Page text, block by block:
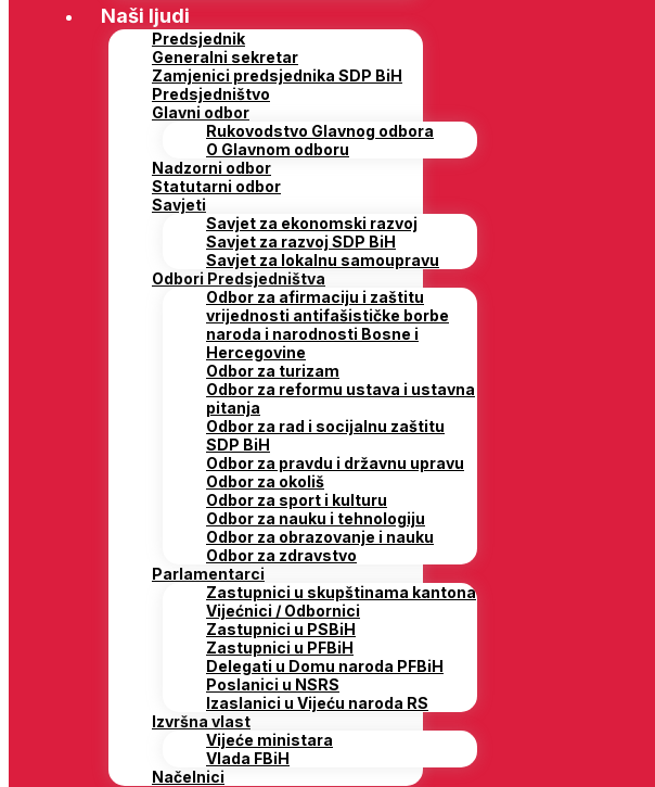
Naši ljudi
Predsjednik
Generalni sekretar
Zamjenici predsjednika SDP BiH
Predsjedništvo
Glavni odbor
Rukovodstvo Glavnog odbora
O Glavnom odboru
Nadzorni odbor
Statutarni odbor
Savjeti
Savjet za ekonomski razvoj
Savjet za razvoj SDP BiH
Savjet za lokalnu samoupravu
Odbori Predsjedništva
Odbor za afirmaciju i zaštitu
vrijednosti antifašističke borbe
naroda i narodnosti Bosne i
Hercegovine
Odbor za turizam
Odbor za reformu ustava i ustavna
pitanja
Odbor za rad i socijalnu zaštitu
SDP BiH
Odbor za pravdu i državnu upravu
Odbor za okoliš
Odbor za sport i kulturu
Odbor za nauku i tehnologiju
Odbor za obrazovanje i nauku
Odbor za zdravstvo
Parlamentarci
Zastupnici u skupštinama kantona
Vijećnici / Odbornici
Zastupnici u PSBiH
Zastupnici u PFBiH
Delegati u Domu naroda PFBiH
Poslanici u NSRS
Izaslanici u Vijeću naroda RS
Izvršna vlast
Vijeće ministara
Vlada FBiH
Načelnici